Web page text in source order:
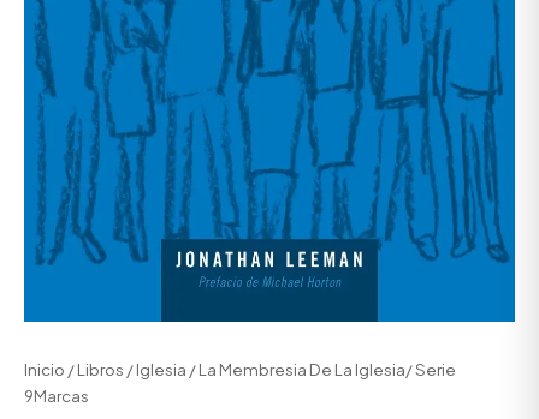
Inicio /Libros /Iglesia / La Membresia De La Iglesia/ Serie
9Marcas